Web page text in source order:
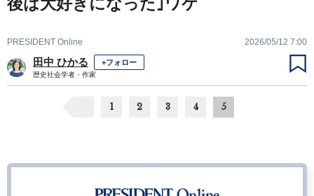
PRESIDENT Online 2026/05/12 7:00
田中 ひかる +フォロー
歴史社会学者・作家
1 2 3 4 5